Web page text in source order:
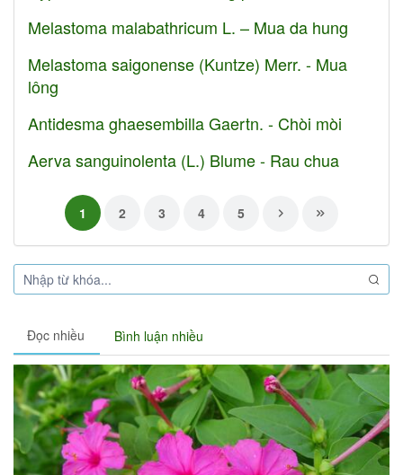
Melastoma malabathricum L. – Mua da hung
Melastoma saigonense (Kuntze) Merr. - Mua
lông
Antidesma ghaesembilla Gaertn. - Chòi mòi
Aerva sanguinolenta (L.) Blume - Rau chua
1 2 3 4 5
Đọc nhiều Bình luận nhiều